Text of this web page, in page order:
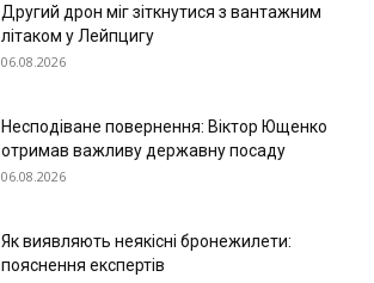
Другий дрон міг зіткнутися з вантажним
літаком у Лейпцигу
06.08.2026
Несподіване повернення: Віктор Ющенко
отримав важливу державну посаду
06.08.2026
Як виявляють неякісні бронежилети:
пояснення експертів